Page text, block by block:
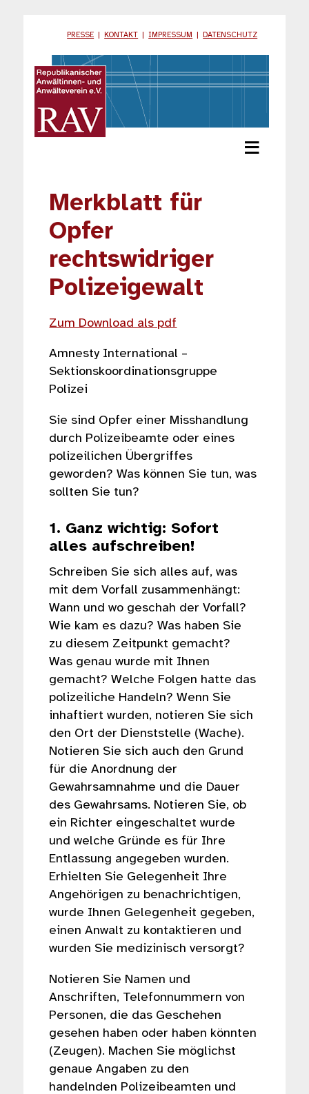
PRESSE KONTAKT |IMPRESSUM DATENSCHUTZ
≡
Merkblatt für
Opfer
rechtswidriger
Polizeigewalt
Zum Download als pdf
Amnesty International –
Sektionskoordinationsgruppe
Polizei
Sie sind Opfer einer Misshandlung
durch Polizeibeamte oder eines
polizeilichen Übergriffes
geworden? Was können Sie tun, was
sollten Sie tun?
1. Ganz wichtig: Sofort
alles aufschreiben!
Schreiben Sie sich alles auf, was
mit dem Vorfall zusammenhängt:
Wann und wo geschah der Vorfall?
Wie kam es dazu? Was haben Sie
zu diesem Zeitpunkt gemacht?
Was genau wurde mit Ihnen
gemacht? Welche Folgen hatte das
polizeiliche Handeln? Wenn Sie
inhaftiert wurden, notieren Sie sich
den Ort der Dienststelle (Wache).
Notieren Sie sich auch den Grund
für die Anordnung der
Gewahrsamnahme und die Dauer
des Gewahrsams. Notieren Sie, ob
ein Richter eingeschaltet wurde
und welche Gründe es für Ihre
Entlassung angegeben wurden.
Erhielten Sie Gelegenheit Ihre
Angehörigen zu benachrichtigen,
wurde Ihnen Gelegenheit gegeben,
einen Anwalt zu kontaktieren und
wurden Sie medizinisch versorgt?
Notieren Sie Namen und
Anschriften, Telefonnummern von
Personen, die das Geschehen
gesehen haben oder haben könnten
(Zeugen). Machen Sie möglichst
genaue Angaben zu den
handelnden Polizeibeamten und